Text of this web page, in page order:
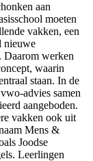
aan
moeten
vakken, een
nieuwe
Daarom werken
waarin
staan. In de
advies samen
aangeboden.
vakken ook uit
Mens &
Joodse
Leerlingen